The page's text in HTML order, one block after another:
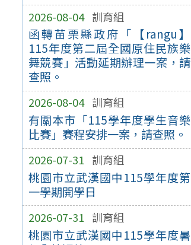
2026-08-04 訓育組
函轉苗栗縣政府「【rangu】
115年度第二屆全國原住民族樂
舞競賽」活動延期辦理一案，請
查照。
2026-08-04 訓育組
有關本市「115學年度學生音樂
比賽」賽程安排一案，請查照。
2026-07-31 訓育組
桃園市立武漢國中115學年度第
一學期開學日
2026-07-31 訓育組
桃園市立武漢國中115學年度暑